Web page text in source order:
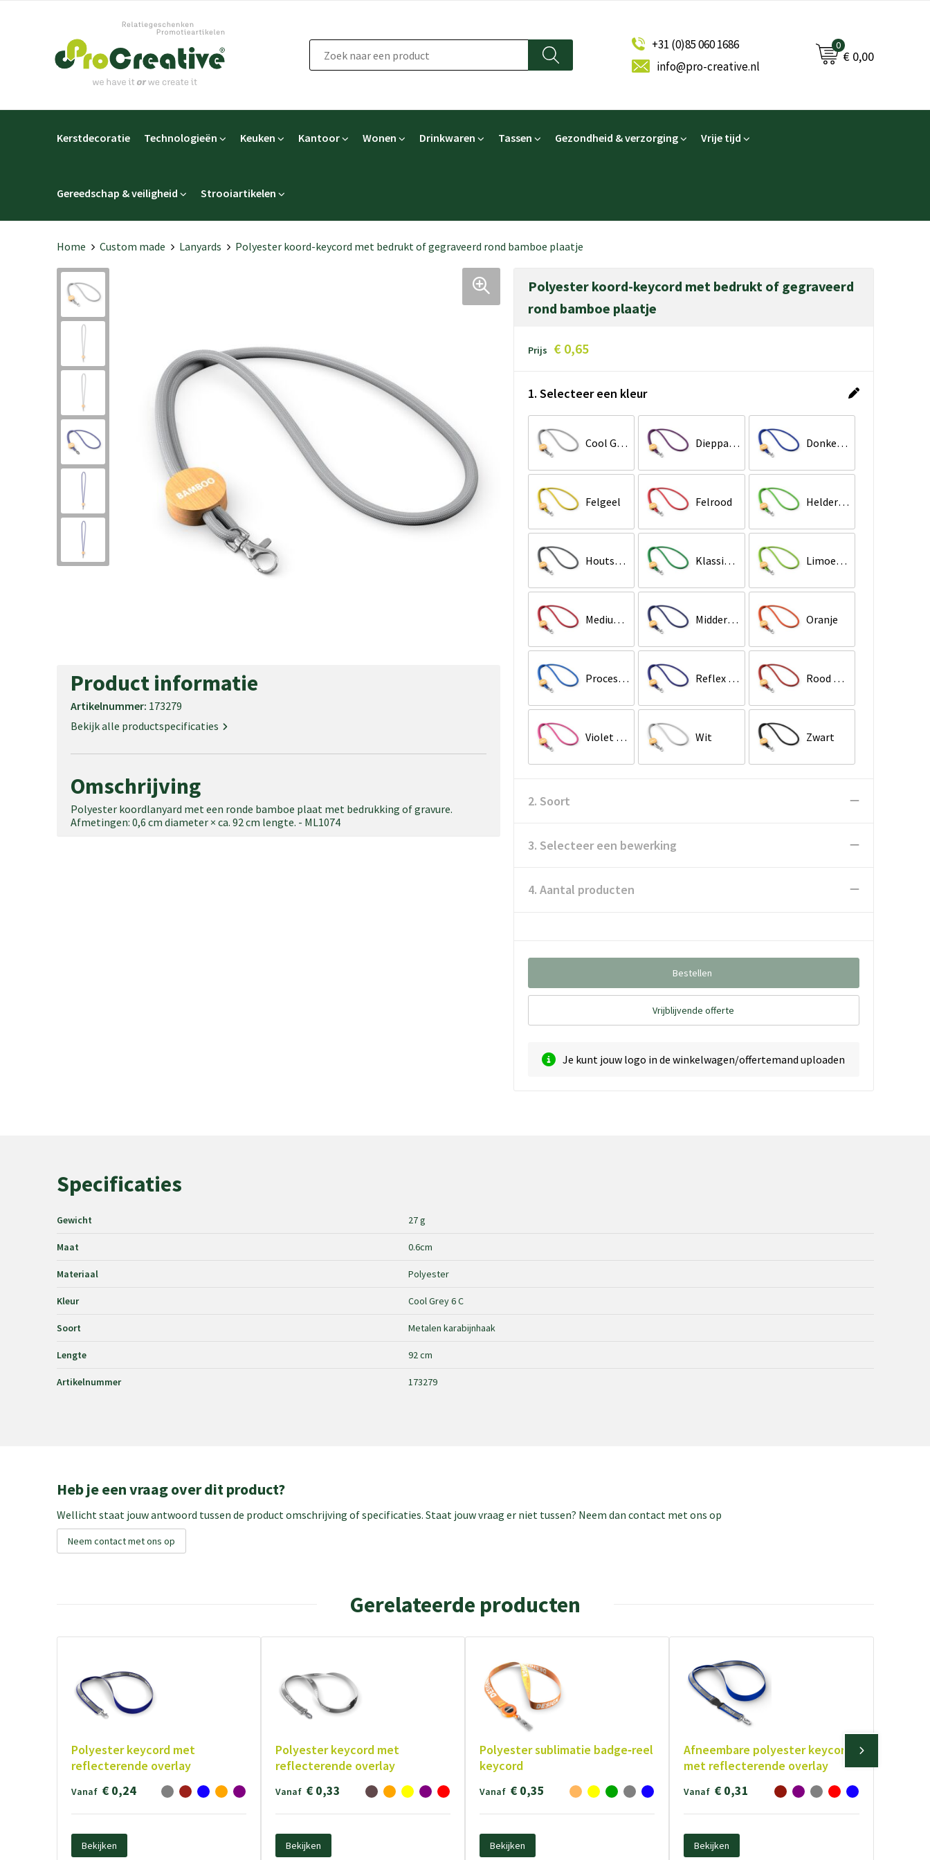
+31 (0)85 060 1686
info@pro-creative.nl
0
€ 0,00
Kerstdecoratie Technologieën Keuken Kantoor Wonen Drinkwaren Tassen Gezondheid & verzorging Vrije tijd
Gereedschap & veiligheid Strooiartikelen
Home Custom made Lanyards Polyester koord-keycord met bedrukt of gegraveerd rond bamboe plaatje
Product informatie
Artikelnummer: 173279
Bekijk alle productspecificaties
Omschrijving
Polyester koordlanyard met een ronde bamboe plaat met bedrukking of gravure.
Afmetingen: 0,6 cm diameter × ca. 92 cm lengte. - ML1074
Polyester koord-keycord met bedrukt of gegraveerd
rond bamboe plaatje
Prijs € 0,65
1. Selecteer een kleur
Cool Grey 6 C Dieppaars Donkerblauw
Felgeel Felrood Helder limoengroen
Houtskoolgrijs Klassiek Groen Limoengroen
Medium Scharlakenrood Middernachtblauw Oranje
Proces Blauw Reflex Blauwe C Rood Oranje
Violet Rood Wit Zwart
2. Soort
3. Selecteer een bewerking
4. Aantal producten
Bestellen
Vrijblijvende offerte
Je kunt jouw logo in de winkelwagen/offertemand uploaden
Specificaties
Gewicht 27 g
Maat 0.6cm
Materiaal Polyester
Kleur Cool Grey 6 C
Soort Metalen karabijnhaak
Lengte 92 cm
Artikelnummer 173279
Heb je een vraag over dit product?
Wellicht staat jouw antwoord tussen de product omschrijving of specificaties. Staat jouw vraag er niet tussen? Neem dan contact met ons op
Neem contact met ons op
Gerelateerde producten
Polyester keycord met
reflecterende overlay
Vanaf € 0,24
Bekijken
Polyester keycord met
reflecterende overlay
Vanaf € 0,33
Bekijken
Polyester sublimatie badge‑reel
keycord
Vanaf € 0,35
Bekijken
Afneembare polyester keycord
met reflecterende overlay
Vanaf € 0,31
Bekijken